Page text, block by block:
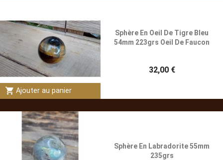
shopping_cart Ajouter au panier
Sphère En Oeil De Tigre Bleu
54mm 223grs Oeil De Faucon
32,00 €
Sphère En Labradorite 55mm
235grs